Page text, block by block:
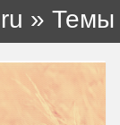
» Темы